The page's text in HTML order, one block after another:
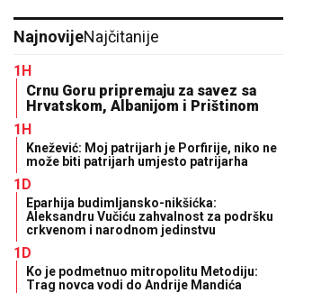
NajnovijeNajčitanije
1H
Crnu Goru pripremaju za savez sa
Hrvatskom, Albanijom i Prištinom
1H
Knežević: Moj patrijarh je Porfirije, niko ne
može biti patrijarh umjesto patrijarha
1D
Eparhija budimljansko-nikšićka:
Aleksandru Vučiću zahvalnost za podršku
crkvenom i narodnom jedinstvu
1D
Ko je podmetnuo mitropolitu Metodiju:
Trag novca vodi do Andrije Mandića